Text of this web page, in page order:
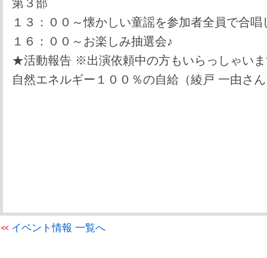
第３部
１３：００～懐かしい童謡を参加者全員で合唱
１６：００～お楽しみ抽選会♪
★活動報告 ※出演依頼中の方もいらっしゃい
自然エネルギー１００％の自給（綾戸 一由さ
イベント情報 一覧へ